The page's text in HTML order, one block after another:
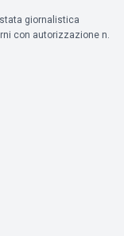
giornalistica
con autorizzazione n.